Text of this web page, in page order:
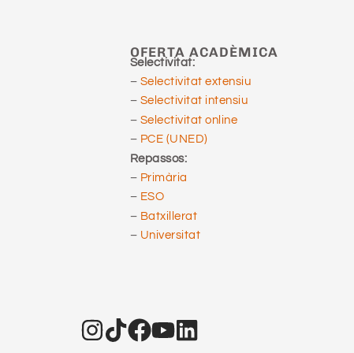
OFERTA ACADÈMICA
Selectivitat:
– Selectivitat extensiu
– Selectivitat intensiu
– Selectivitat online
– PCE (UNED)
Repassos:
– Primària
– ESO
– Batxillerat
– Universitat